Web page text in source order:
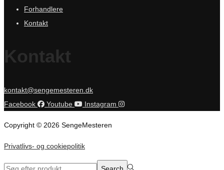
Forhandlere
Kontakt
Kontakt
kontakt@sengemesteren.dk
Facebook
Youtube Instagram
Copyright © 2026 SengeMesteren
Privatlivs- og cookiepolitik
Search